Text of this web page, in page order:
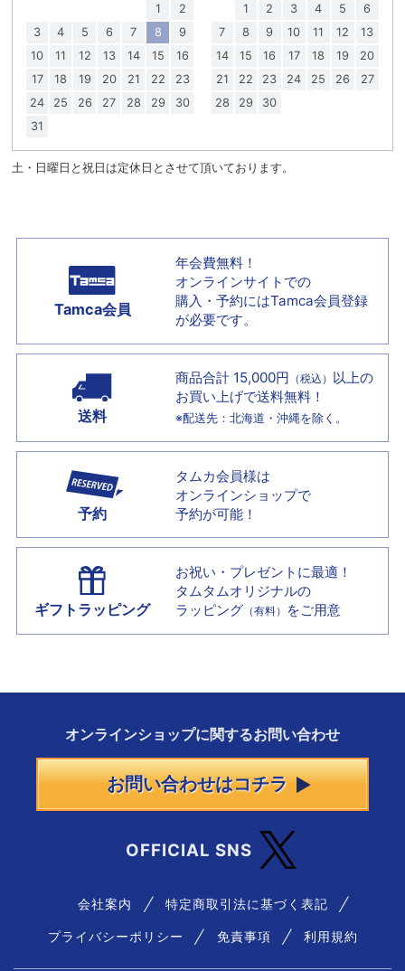
1
2
3
4 5 6 7 8
9
10
11 12 13 14 15
16
17
18 19 20 21 22
23
24
25 26 27 28 29
30
31
1
2 3 4 5
6
7
8 9 10 11 12
13
14
15 16 17 18 19
20
21
22 23 24 25 26
27
28
29 30
土・日曜日と祝日は定休日とさせて頂いております。
Tamca会員
年会費無料！
オンラインサイトでの
購入・予約にはTamca会員登録
が必要です。
送料
商品合計 15,000円 （税込） 以上の
お買い上げで送料無料！
※配送先：北海道・沖縄を除く。
予約
タムカ会員様は
オンラインショップで
予約が可能！
ギフトラッピング
お祝い・プレゼントに最適！
タムタムオリジナルの
ラッピング （有料） をご用意
オンラインショップに関するお問い合わせ
お問い合わせはコチラ
OFFICIAL SNS
会社案内 特定商取引法に基づく表記
プライバシーポリシー 免責事項 利用規約